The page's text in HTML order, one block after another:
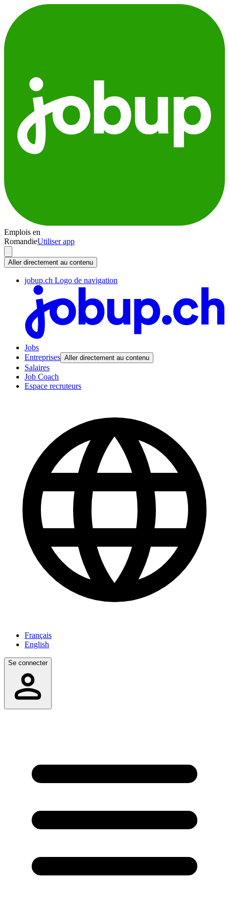
Emplois en
RomandieUtiliser app
Aller directement au contenu
jobup.ch Logo de navigation
Jobs
Entreprises Aller directement au contenu
Salaires
Job Coach
Espace recruteurs
Français
English
Se connecter